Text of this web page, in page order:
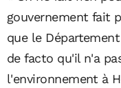
gouvernement fait
que le
de facto qu'il n'a
l'environnement à